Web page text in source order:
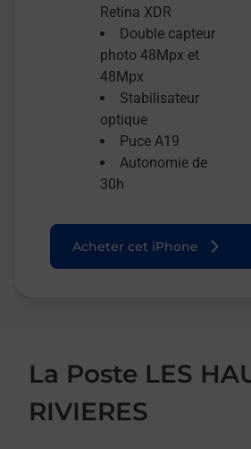
Retina XDR
Double capteur
photo 48Mpx et
48Mpx
Stabilisateur
optique
Puce A19
Autonomie de
30h
Acheter cet iPhone
La Poste LES
RIVIERES